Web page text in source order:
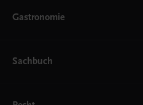
AHS
EWF/ZWF
FW
Gastronomie
Getränke
Service
Sachbuch